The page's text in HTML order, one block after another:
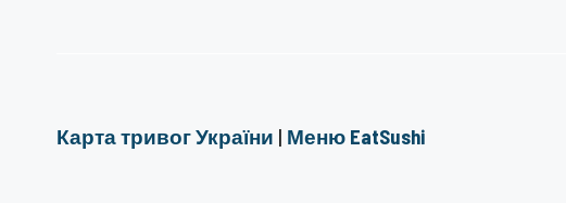
Карта тривог України | Меню EatSushi